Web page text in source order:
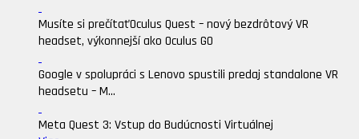
Musíte si prečítaťOculus Quest – nový bezdrôtový VR
headset, výkonnejší ako Oculus GO
Google v spolupráci s Lenovo spustili predaj standalone VR
headsetu – M...
Meta Quest 3: Vstup do Budúcnosti Virtuálnej